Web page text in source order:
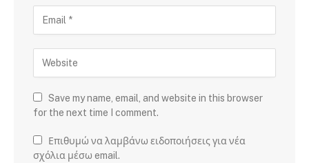
Save my name, email, and website in this browser
for the next time I comment.
Επιθυμώ να λαμβάνω ειδοποιήσεις για νέα
σχόλια μέσω email.